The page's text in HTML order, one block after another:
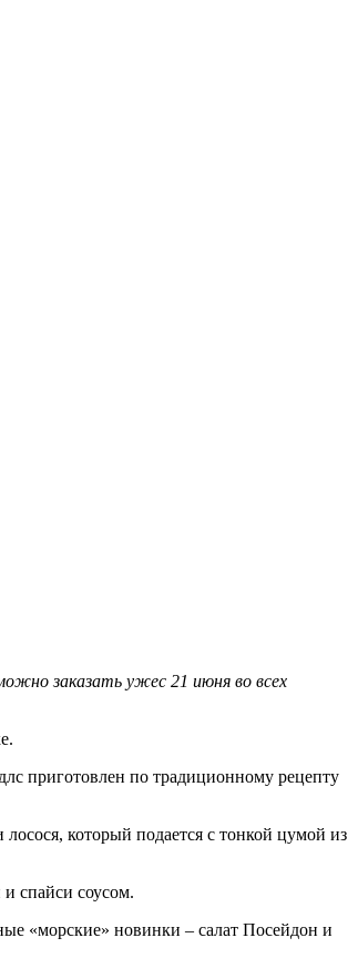
заказать ужес 21 июня во всех
приготовлен по традиционному рецепту
который подается с тонкой цумой из
спайси соусом.
«морские» новинки – салат Посейдон и